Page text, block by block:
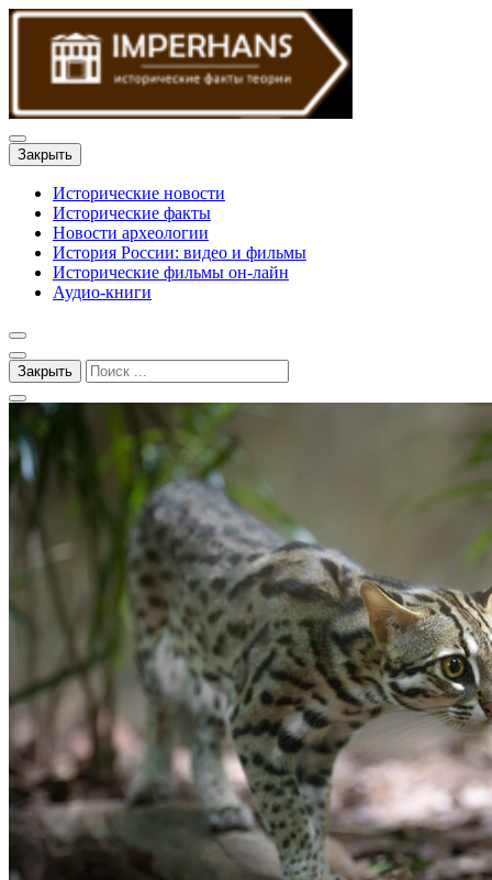
Закрыть
Исторические новости
Исторические факты
Новости археологии
История России: видео и фильмы
Исторические фильмы он-лайн
Аудио-книги
Закрыть